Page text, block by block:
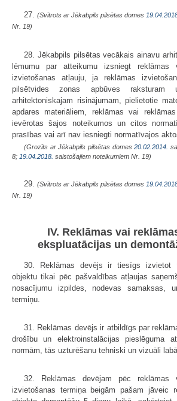
27. (Svītrots ar Jēkabpils pilsētas domes
Nr. 19)
28. Jēkabpils pilsētasvecākais ainavu
lēmumu par atteikumu izsniegt reklāmas
izvietošanas atļauju, ja reklāmas
pilsētvides zonas apbūves raksturam
arhitektoniskajam risinājumam, pielietotie
apdares materiāliem, reklāmas vai
ievērotas šajos noteikumos un citos
prasības vai arī nav iesniegti normatīvajos
(Grozīts ar Jēkabpils pilsētas domes20.02.2014.
8; 19.04.2018. saistošajiem noteikumiem Nr. 19)
29. (Svītrots ar Jēkabpils pilsētas domes
Nr. 19)
IV. Reklāmas vai
ekspluatācijas un
30. Reklāmas devējs ir tiesīgs izvietot
objektu tikai pēc pašvaldības atļaujas
nosacījumu izpildes, nodevas samaksas,
termiņu.
31. Reklāmas devējs ir atbildīgs par
drošību un elektroinstalācijas pieslēguma
normām, tās uzturēšanu tehniski un vizuāli
32. Reklāmas devējam pēc reklāmas
izvietošanas termiņa beigām pašam jāveic